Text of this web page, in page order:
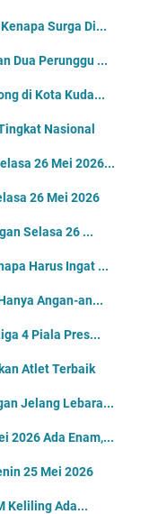
Surga Di...
Dua Perunggu ...
di Kota Kuda...
Nasional
26 Mei 2026...
26 Mei 2026
Selasa 26 ...
Harus Ingat ...
Angan-an...
4 Piala Pres...
Atlet Terbaik
Jelang Lebara...
2026 Ada Enam,...
25 Mei 2026
Keliling Ada...